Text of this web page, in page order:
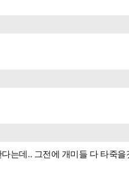
는데.. 그전에 개미들 다 타죽을